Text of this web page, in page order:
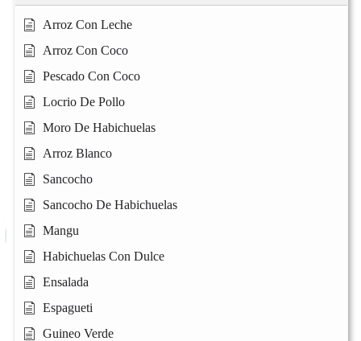
Arroz Con Leche
Arroz Con Coco
Pescado Con Coco
Locrio De Pollo
Moro De Habichuelas
Arroz Blanco
Sancocho
Sancocho De Habichuelas
Mangu
Habichuelas Con Dulce
Ensalada
Espagueti
Guineo Verde